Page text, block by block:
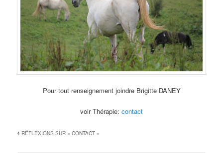
Pour tout renseignement joindre Brigitte DANEY
voir Thérapie: contact
4 RÉFLEXIONS SUR «CONTACT »